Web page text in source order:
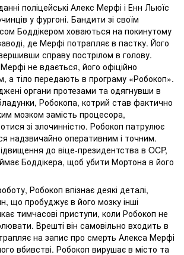
поліцейські Алекс Мерфі і Енн Льюїс
у фургоні. Бандити зі своїм
Боддікером ховаються на покинутому
де Мерфі потрапляє в пастку. Його
справу пострілом в голову.
не вдається, його офіційно
а тіло передають в програму «Робокоп».
органи протезами та одягнувши в
Робокопа, котрий став фактично
мозком замість процесора,
зі злочинністю. Робокоп патрулює
надзвичайно оперативним і точним.
до віце-президентства в OCP,
Боддікера, щоб убити Мортона в його
Робокоп впізнає деякі деталі,
що пробуджує в його мозку інші
тимчасові приступи, коли Робокоп не
Врешті він самовільно входить в
на запис про смерть Алекса Мерфі
вбивстві. Робокоп вирушає в місто та